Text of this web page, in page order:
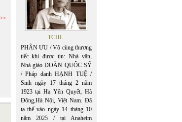
TCHL
PHÂN ƯU / Vô cùng thương
tiếc khi được tin: Nhà văn,
Nhà giáo DOÃN QUỐC SỸ
/ Pháp danh HẠNH TUỆ /
Sinh ngày 17 tháng 2 năm
1923 tại Hạ Yên Quyết, Hà
Đông,Hà Nội, Việt Nam. Đã
tạ thế vào ngày 14 tháng 10
năm 2025 / tại Anaheim